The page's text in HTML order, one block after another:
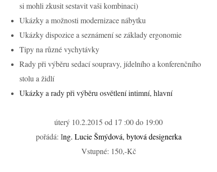
si mohli zkusit sestavit vaši kombinaci)
Ukázky a možnosti modernizace nábytku
Ukázky dispozice a seznámení se základy ergonomie
Tipy na různé vychytávky
Rady při výběru sedací soupravy, jídelního a konferenčního
stolu a židlí
Ukázky a rady při výběru osvětlení intimní, hlavní
úterý 10.2.2015 od 17 :00 do 19:00
pořádá: Ing. Lucie Šmýdová, bytová designerka
Vstupné: 150,-Kč